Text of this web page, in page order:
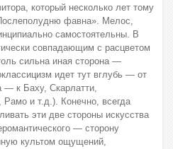
который несколько лет тому
фавна». Мелос,
самостоятельны. В
совпадающим с расцветом
сильна иная сторона —
идет тут вглубь — от
— к Баху, Скарлатти,
и т.д.). Конечно, всегда
эти две стороны искусства
— сторону
культом ощущений,